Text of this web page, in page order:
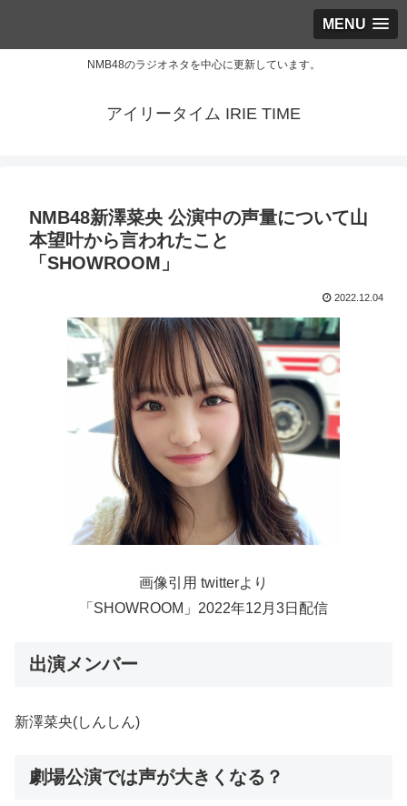
MENU
NMB48のラジオネタを中心に更新しています。
アイリータイム IRIE TIME
NMB48新澤菜央 公演中の声量について山
本望叶から言われたこと
「SHOWROOM」
2022.12.04
画像引用 twitterより
「SHOWROOM」2022年12月3日配信
出演メンバー
新澤菜央(しんしん)
劇場公演では声が大きくなる？